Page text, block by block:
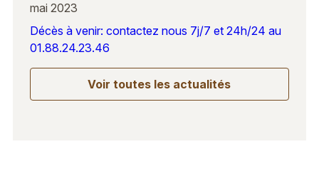
mai 2023
Décès à venir: contactez nous 7j/7 et 24h/24 au
01.88.24.23.46
Voir toutes les actualités